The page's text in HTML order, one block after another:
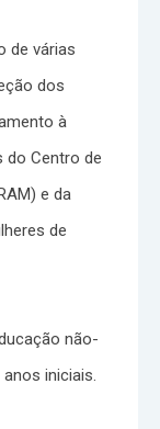
de várias
dos
à
do Centro de
e da
de
não-
iniciais.